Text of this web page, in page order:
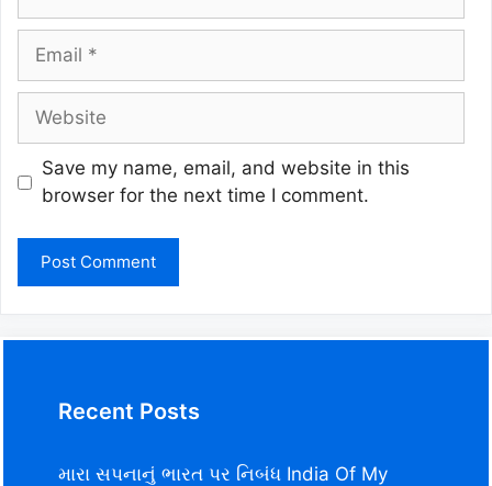
Email
Website
Save my name, email, and website in this
browser for the next time I comment.
Recent Posts
મારા સપનાનું ભારત પર નિબંધ India Of My